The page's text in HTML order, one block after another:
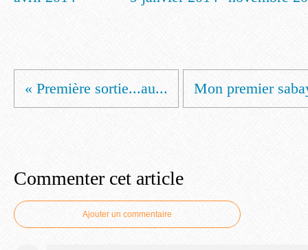
« Première sortie...au... Mon premier
Commenter cet article
Ajouter un commentaire